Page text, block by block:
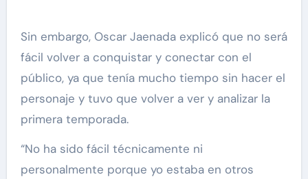
Sin embargo, Oscar Jaenada explicó que no será
fácil volver a conquistar y conectar con el
público, ya que tenía mucho tiempo sin hacer el
personaje y tuvo que volver a ver y analizar la
primera temporada.
“No ha sido fácil técnicamente ni
personalmente porque yo estaba en otros